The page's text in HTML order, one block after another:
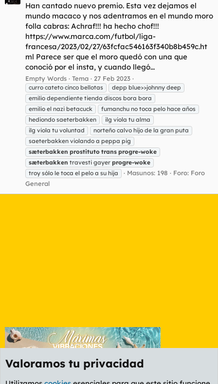
Han cantado nuevo premio. Esta vez dejamos el
mundo macaco y nos adentramos en el mundo moro
folla cabras: Achraf!!! ha hecho chof!!!
https://www.marca.com/futbol/liga-
francesa/2023/02/27/63fcfac546163f340b8b459c.ht
ml Parece ser que el moro quedó con una que
conoció por el insta, y cuando llegó...
Empty Words Tema 27 Feb 2023
curro cateto cinco bellotas
depp blue>>johnny deep
emilio dependiente tienda discos bora bora
emilio el nazi betacuck
fumanchu no toca pelo hace años
hediondo saeterbakken
ilg viola tu alma
ilg viola tu voluntad
norteño calvo hijo de la gran puta
saeterbakken violando a peppa pig
sæterbakken prostituto trans progre-woke
sæterbakken travesti gayer progre-woke
troy sólo le toca el pelo a su hija
Masunos: 198 Foro: Foro
General
Valoramos tu privacidad